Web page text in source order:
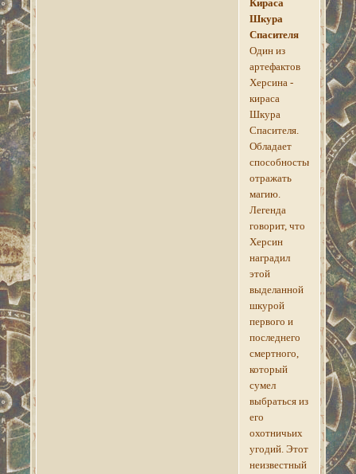
Кираса
Шкура
Спасителя
Один из
артефактов
Херсина -
кираса
Шкура
Спасителя.
Обладает
способностью
отражать
магию.
Легенда
говорит, что
Херсин
наградил
этой
выделанной
шкурой
первого и
последнего
смертного,
который
сумел
выбраться из
его
охотничьих
угодий. Этот
неизвестный